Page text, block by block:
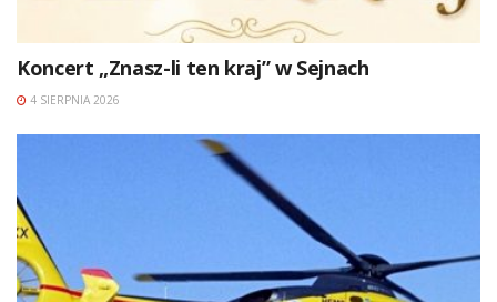
Koncert „Znasz-li ten kraj” w Sejnach
4 SIERPNIA 2026